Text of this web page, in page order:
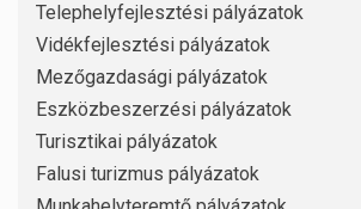
Telephelyfejlesztési pályázatok
Vidékfejlesztési pályázatok
Mezőgazdasági pályázatok
Eszközbeszerzési pályázatok
Turisztikai pályázatok
Falusi turizmus pályázatok